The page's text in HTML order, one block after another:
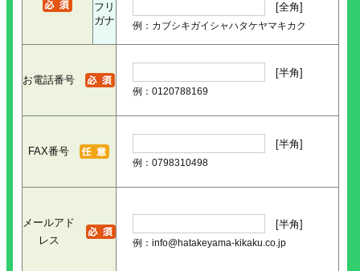
フリ
ガナ
[全角]
例：カブシキガイシャハタケヤマキカク
お電話番号
[半角]
例：0120788169
FAX番号
[半角]
例：0798310498
メールアド
レス
[半角]
例：info@hatakeyama-kikaku.co.jp